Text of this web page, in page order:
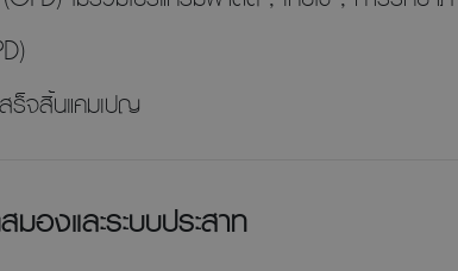
ร็จสิ้นแคมเปญ
องและระบบประสาท